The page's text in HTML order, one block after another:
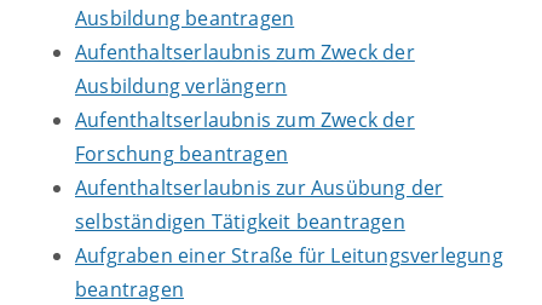
Ausbildung beantragen
Aufenthaltserlaubnis zum Zweck der
Ausbildung verlängern
Aufenthaltserlaubnis zum Zweck der
Forschung beantragen
Aufenthaltserlaubnis zur Ausübung der
selbständigen Tätigkeit beantragen
Aufgraben einer Straße für Leitungsverlegung
beantragen